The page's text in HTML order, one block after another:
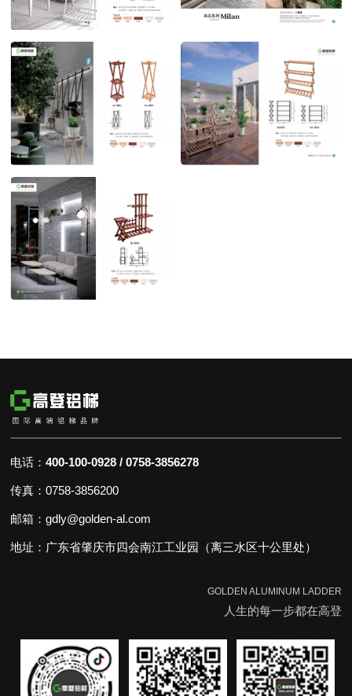
米兰系列 三层花架
POST TIME:2023-04-27
米兰系列 多功能花架
POST TIME:2023-04-27
米兰系列 多功能花架1
POST TIME:2023-04-27
电话：400-100-0928 / 0758-3856278
传真：0758-3856200
邮箱：gdly@golden-al.com
地址：广东省肇庆市四会南江工业园（离三水区十公里处）
GOLDEN ALUMINUM LADDER
人生的每一步都在高登